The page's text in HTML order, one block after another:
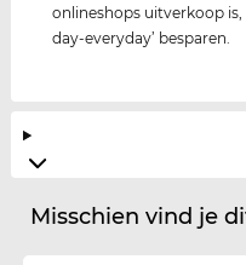
onlineshops uitverkoop is,
day-everyday’ besparen.
Misschien vind je